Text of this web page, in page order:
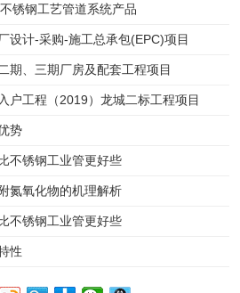
锈钢工艺管道系统产品
设计-采购-施工总承包(EPC)项目
期、三期厂房及配套工程项目
户工程（2019）龙城二标工程项目
势
不锈钢工业管更好些
氮氧化物的机理解析
不锈钢工业管更好些
性